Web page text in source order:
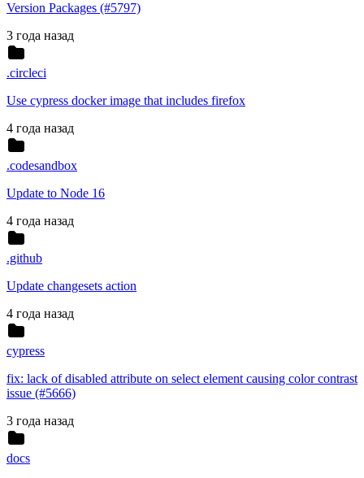
Version Packages (#5797)
3 года назад
.circleci
Use cypress docker image that includes firefox
4 года назад
.codesandbox
Update to Node 16
4 года назад
.github
Update changesets action
4 года назад
cypress
fix: lack of disabled attribute on select element causing color contrast
issue (#5666)
3 года назад
docs